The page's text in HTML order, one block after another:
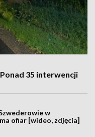
35 interwencji
w
ofiar [wideo, zdjęcia]